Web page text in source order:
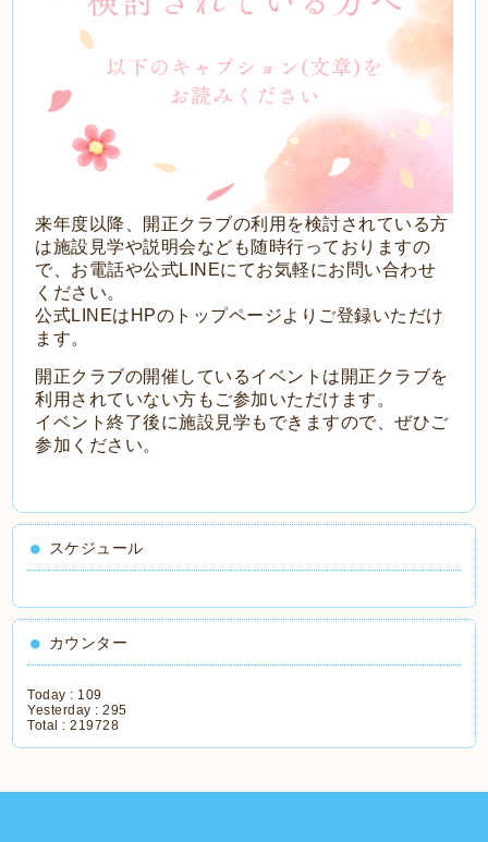
来年度以降、開正クラブの利用を検討されている方
は施設見学や説明会なども随時行っておりますの
で、お電話や公式LINEにてお気軽にお問い合わせ
ください。
公式LINEはHPのトップページよりご登録いただけ
ます。
開正クラブの開催しているイベントは開正クラブを
利用されていない方もご参加いただけます。
イベント終了後に施設見学もできますので、ぜひご
参加ください。
スケジュール
カウンター
Today : 109
Yesterday :295
Total :219728